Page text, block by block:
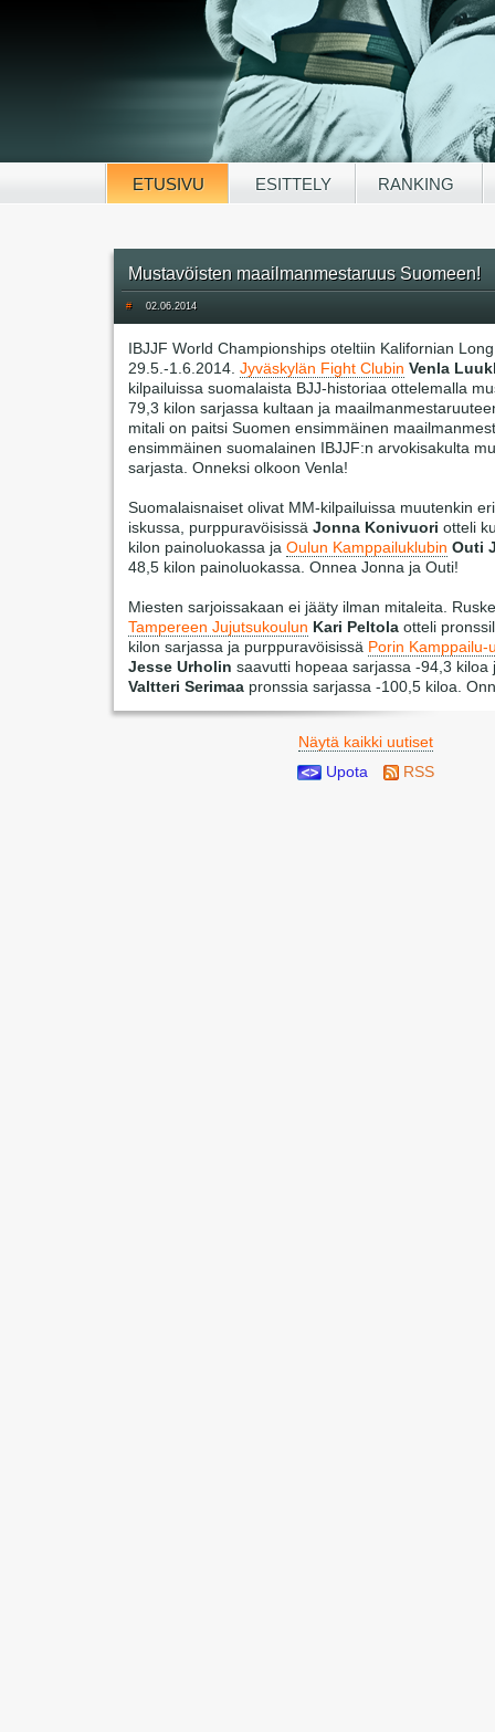
ETUSIVU ESITTELY RANKING
Mustavöisten maailmanmestaruus Suomeen!
# 02.06.2014
IBJJF World Championships oteltiin Kalifornian
29.5.-1.6.2014. Jyväskylän Fight Clubin Venla
kilpailuissa suomalaista BJJ-historiaa ottelemalla
79,3 kilon sarjassa kultaan ja
mitali on paitsi Suomen ensimmäinen
ensimmäinen suomalainen IBJJF:n arvokisakulta
sarjasta. Onneksi olkoon Venla!
Suomalaisnaiset olivat MM-kilpailuissa muutenkin
iskussa, purppuravöisissä Jonna Konivuori otteli
kilon painoluokassa ja Oulun Kamppailuklubin Outi
48,5 kilon painoluokassa. Onnea Jonna ja Outi!
Miesten sarjoissakaan ei jääty ilman mitaleita.
Tampereen Jujutsukoulun Kari Peltola otteli
kilon sarjassa ja purppuravöisissä Porin Kamppailu-
Jesse Urholin saavutti hopeaa sarjassa -94,3
Valtteri Serimaa pronssia sarjassa -100,5 kiloa.
Näytä kaikki uutiset
Upota
RSS